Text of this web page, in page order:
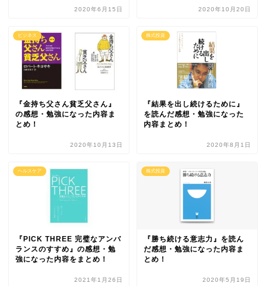
2020年6月15日 2020年10月20日
ビジネス
『金持ち父さん貧乏父さん』
の感想・勉強になった内容ま
とめ！
2020年10月13日
株式投資
『結果を出し続けるために』
を読んだ感想・勉強になった
内容まとめ！
2020年8月1日
ヘルスケア
『PICK THREE 完璧なアンバ
ランスのすすめ』の感想・勉
強になった内容をまとめ！
2021年1月26日
株式投資
『勝ち続ける意志力』を読ん
だ感想・勉強になった内容ま
とめ！
2020年5月19日